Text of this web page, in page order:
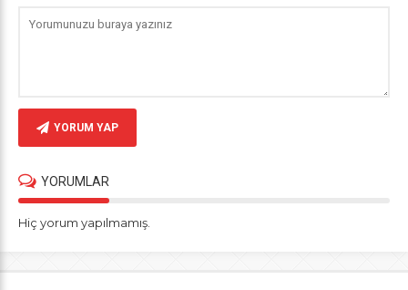
YORUM YAP
YORUMLAR
Hiç yorum yapılmamış.